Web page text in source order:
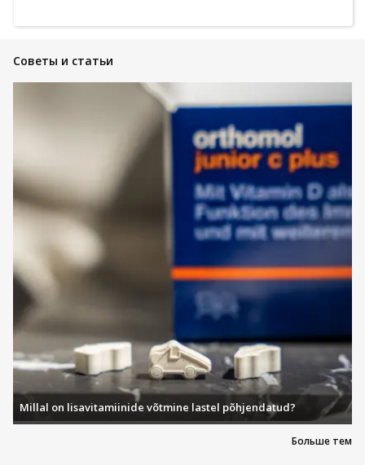
Советы и статьи
Больше тем
Millal on lisavitamiinide võtmine lastel põhjendatud?